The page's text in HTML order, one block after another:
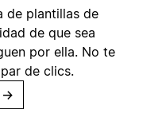
de plantillas de
de que sea
por ella. No te
de clics.
→